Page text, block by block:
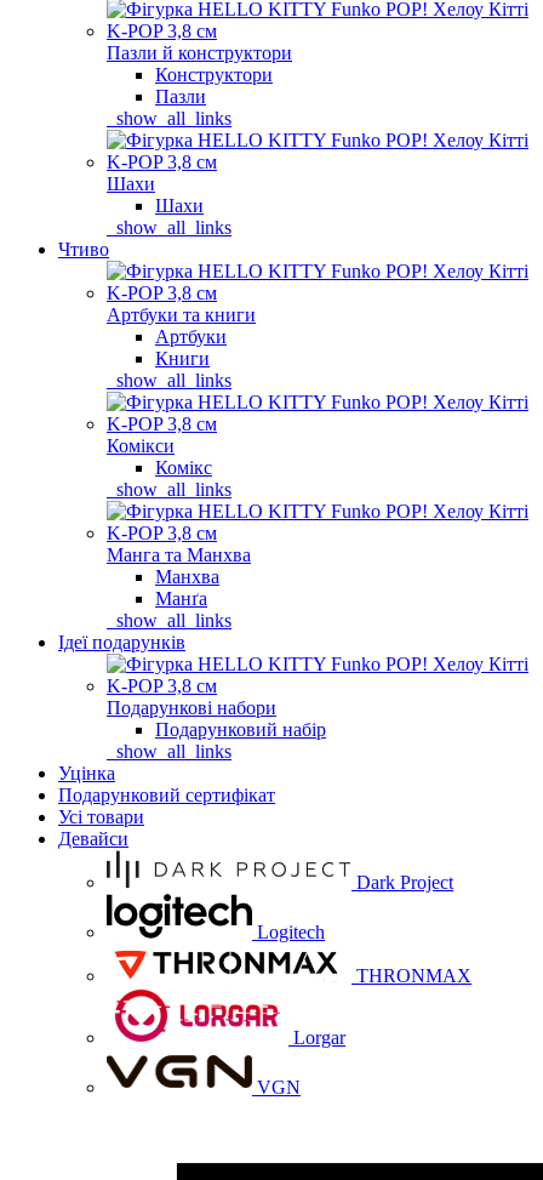
Пазли й конструктори
Конструктори
Пазли
_show_all_links
Шахи
Шахи
_show_all_links
Чтиво
Артбуки та книги
Артбуки
Книги
_show_all_links
Комікси
Комікс
_show_all_links
Манга та Манхва
Манхва
Манґа
_show_all_links
Ідеї подарунків
Подарункові набори
Подарунковий набір
_show_all_links
Уцінка
Подарунковий сертифікат
Усі товари
Девайси
Dark Project
Logitech
THRONMAX
Lorgar
VGN